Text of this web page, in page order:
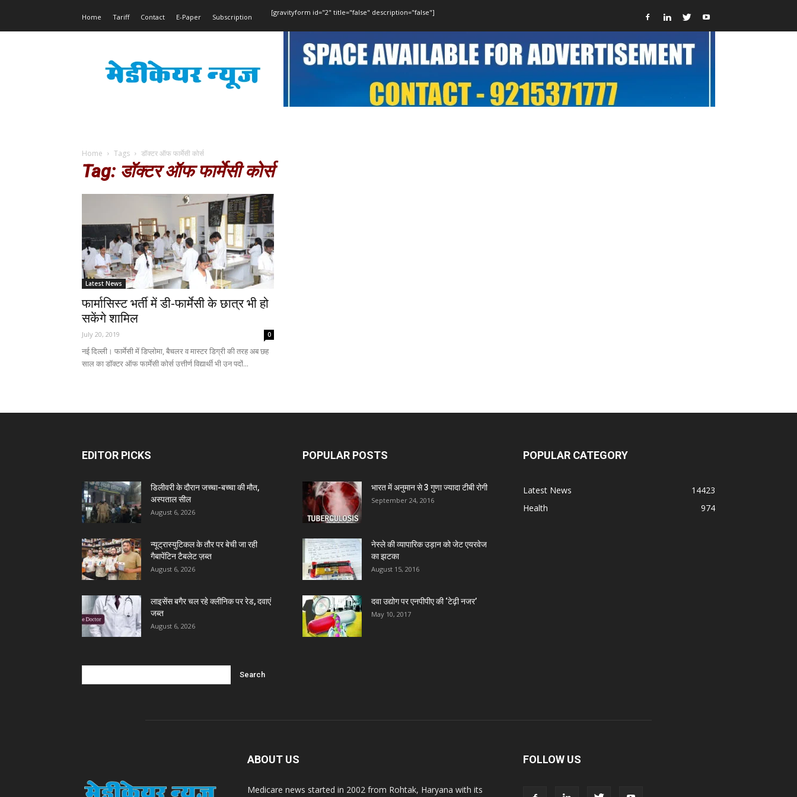
Home Tariff Contact E-Paper Subscription
[gravityform id="2" title="false" description="false"]
News
Home Tags डॉक्टर ऑफ फार्मेसी कोर्स
Tag: डॉक्टर ऑफ फार्मेसी कोर्स
Latest News
फार्मासिस्ट भर्ती में डी-फार्मेसी के छात्र भी हो
सकेंगे शामिल
July 20, 2019 0
नई दिल्ली। फार्मेसी में डिप्लोमा, बैचलर व मास्टर डिग्री की तरह अब छह
साल का डॉक्टर ऑफ फार्मेसी कोर्स उत्तीर्ण विद्यार्थी भी उन पदों...
EDITOR PICKS
डिलीवरी के दौरान जच्चा-बच्चा की मौत,
अस्पताल सील
August 6, 2026
न्यूट्रास्युटिकल के तौर पर बेची जा रही
गैबापेंटिन टैबलेट ज़ब्त
August 6, 2026
लाइसेंस बगैर चल रहे क्लीनिक पर रेड, दवाएं
जब्त
August 6, 2026
POPULAR POSTS
भारत में अनुमान से 3 गुणा ज्यादा टीबी रोगी
September 24, 2016
नेस्ले की व्यापारिक उड़ान को जेट एयरवेज
का झटका
August 15, 2016
दवा उद्योग पर एनपीपीए की ‘टेढ़ी नजर’
May 10, 2017
POPULAR CATEGORY
Latest News
14423
Health
974
ABOUT US
Medicare news started in 2002 from Rohtak, Haryana with its
FOLLOW US